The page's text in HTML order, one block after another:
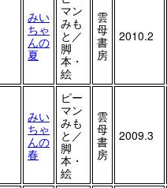
みい
ちゃ
んの
夏
マン
みも
と／
脚
本・
絵
雲
母
書
房
2010.2
みい
ちゃ
んの
春
ピー
マン
みも
と／
脚
本・
絵
雲
母
書
房
2009.3